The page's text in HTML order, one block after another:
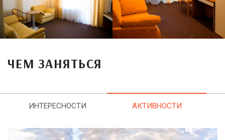
ЧЕМ ЗАНЯТЬСЯ
ИНТЕРЕСНОСТИ АКТИВНОСТИ